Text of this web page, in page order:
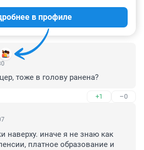
46
в профиле
тоже в голову ранена?
+1 –0
наверху. иначе я не знаю как
платное образование и